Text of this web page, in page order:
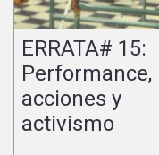
ERRATA# 15:
Performance,
acciones y
activismo